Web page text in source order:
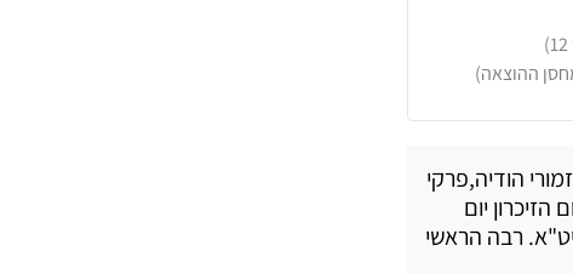
ההוצאה)
הודיה,פרקי
יום
רבה הראשי